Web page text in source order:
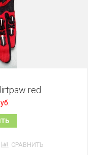
red
СРАВНИТЬ